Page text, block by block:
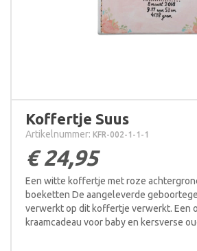
Koffertje Suus
Artikelnummer: KFR-002-1-1-1
€24,95
Een witte koffertje met roze
boeketten De aangeleverde
verwerkt op dit koffertje verwerkt. Een
kraamcadeau voor baby en kersverse